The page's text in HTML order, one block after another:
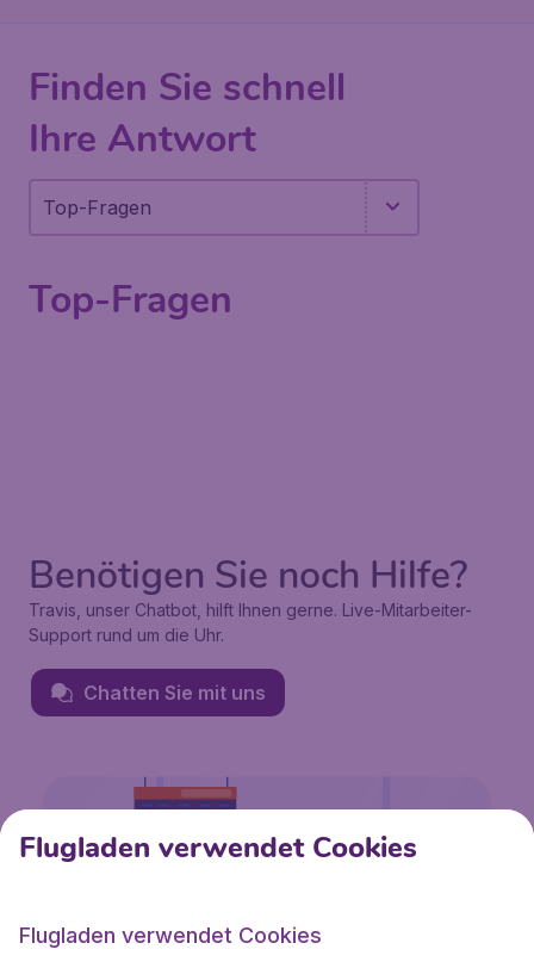
Finden Sie schnell
Ihre Antwort
Top-Fragen
Top-Fragen
Benötigen Sie noch Hilfe?
Travis, unser Chatbot, hilft Ihnen gerne. Live-Mitarbeiter-
Support rund um die Uhr.
Chatten Sie mit uns
Flugladen verwendet Cookies
Flugladen verwendet Cookies